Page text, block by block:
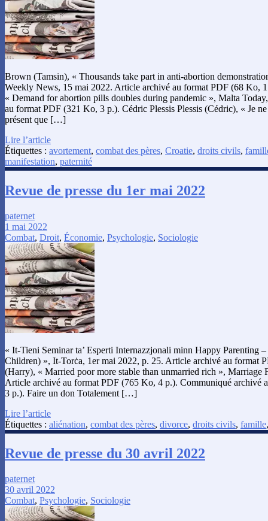
Brown (Tamsin), « Thousands take part in anti-abortion
Weekly News, 15 mai 2022. Article archivé au format PDF (68 Ko,
« Demand for abortion pills doubles during pandemic », Malta
au format PDF (321 Ko, 3 p.). Cédric Plessis Plessis (Cédric), « Je
présent que […]
Lire l’article
Étiquettes : avortement, combat des pères, Croatie, droits civils,
manifestation, paternité
Revue de presse du 1er mai 2022
paternet
1 mai 2022
Combat, Droit, Économie, Psychologie, Sociologie
« It-Tieni Seminar ta’ Esperti Internazzjonali minn Happy Parenting
Children) », It-Torċa, 1er mai 2022, p. 25. Article archivé au format
(Harry), « Married poor more stable than unmarried rich », Marriage
Article archivé au format PDF (765 Ko, 4 p.). Communiqué archivé
3 p.). Faire un don Totalement […]
Lire l’article
Étiquettes : aliénation, combat des pères, divorce, droits civils, famille
Revue de presse du 30 avril 2022
paternet
30 avril 2022
Combat, Psychologie, Sociologie